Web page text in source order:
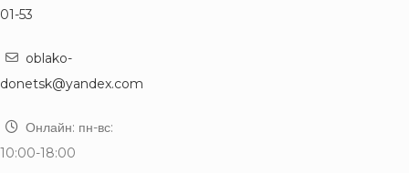
01-53
oblako-
donetsk@yandex.com
Онлайн: пн-вс:
10:00-18:00